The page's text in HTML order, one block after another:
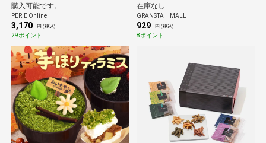
購入可能です。
PERIE Online
3,170 円 (税込)
29ポイント
在庫なし
GRANSTA MALL
929 円 (税込)
8ポイント